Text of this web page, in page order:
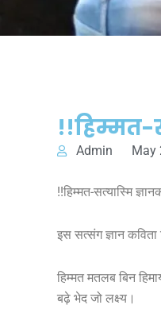
!!हिम्मत-
Admin May
!!हिम्मत-सत्यास्मि
इस सत्संग ज्ञान
हिम्मत मतलब बिन
बढ़े भेद जो लक्ष्य।